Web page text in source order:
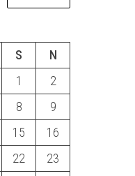
S
N
1
2
8
9
15
16
22 23